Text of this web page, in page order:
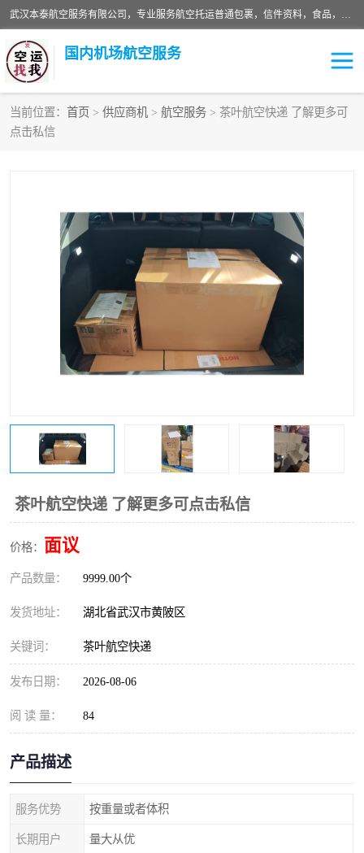
武汉本泰航空服务有限公司，专业服务航空托运普通包裹，信件资料，食品，服装，快消品等运输的专线空运，完善的网络服务确保为客户提供准确、*、安全的“门对门”服务，本着“诚信为本、精诚合作”的服务宗旨.“以安全运输为保障，以运价合理要求市场”的经营理念。武汉机场货运、武汉航空物流、武汉空运、武汉天河国际机场东方、南方、国际航空、机场空运业务覆盖国内二三线机场城市，如：武汉-敦煌、武汉-柳州等
国内机场航空服务
当前位置： 首页 > 供应商机 > 航空服务 > 茶叶航空快递 了解更多可
点击私信
茶叶航空快递 了解更多可点击私信
价格： 面议
产品数量： 9999.00个
发货地址： 湖北省武汉市黄陂区
关键词： 茶叶航空快递
发布日期： 2026-08-06
阅 读 量： 84
产品描述
服务优势 按重量或者体积
长期用户 量大从优
航空服务